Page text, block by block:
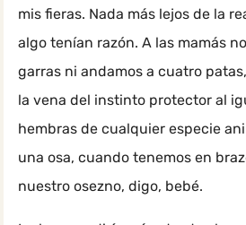
mis fieras. Nada más lejos de la
algo tenían razón. A las mamás
garras ni andamos a cuatro
la vena del instinto protector al
hembras de cualquier especie
una osa, cuando tenemos en
nuestro osezno, digo, bebé.